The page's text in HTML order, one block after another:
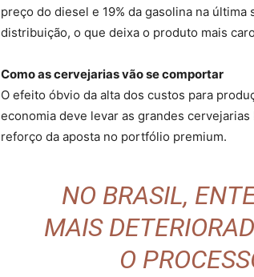
preço do diesel e 19% da gasolina na
distribuição, o que deixa o produto mais
Como as cervejarias vão se comportar
O efeito óbvio da alta dos custos para
economia deve levar as grandes
reforço da aposta no portfólio premium.
NO BRASIL,
MAIS
O